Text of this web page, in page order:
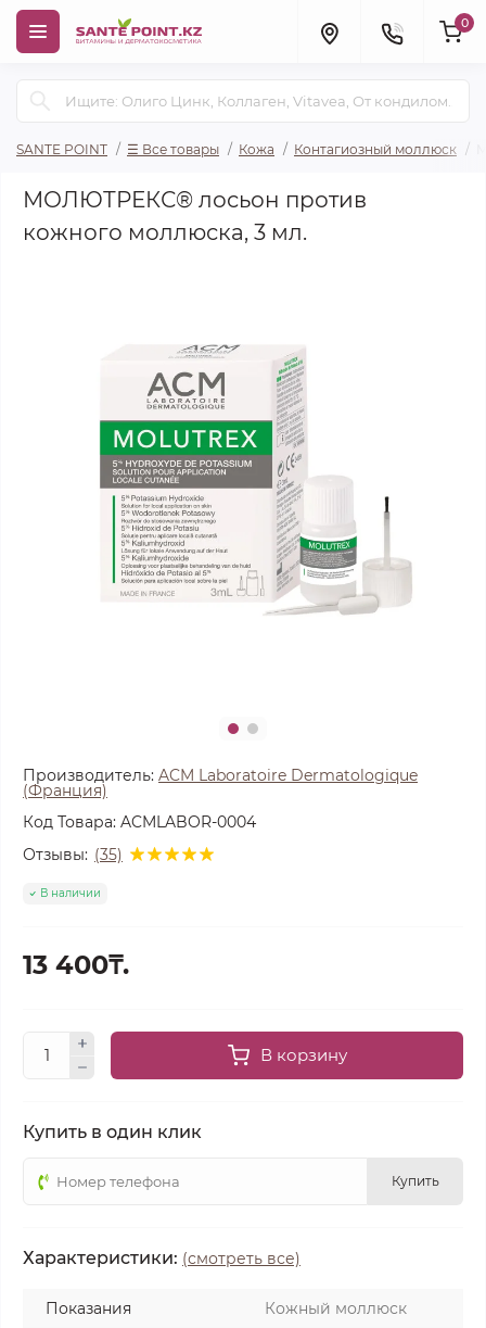
0
SANTE POINT ☰ Все товары Кожа Контагиозный моллюск
МОЛЮТРЕКС® лосьон против
кожного моллюска, 3 мл.
Производитель: ACM Laboratoire Dermatologique
(Франция)
Код Товара: ACMLABOR-0004
Отзывы: (35)
В наличии
13 400₸.
В корзину
Купить в один клик
Купить
Характеристики: (смотреть все)
Показания
Кожный моллюск